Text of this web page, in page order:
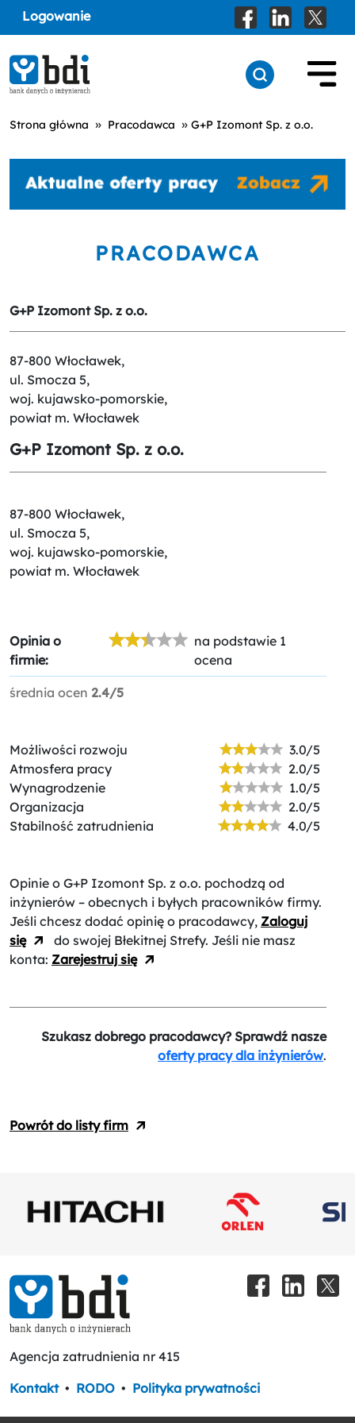
Logowanie
Strona główna » Pracodawca » G+P Izomont Sp. z o.o.
PRACODAWCA
G+P Izomont Sp. z o.o.
87-800 Włocławek,
ul. Smocza 5,
woj. kujawsko-pomorskie,
powiat m. Włocławek
G+P Izomont Sp. z o.o.
87-800 Włocławek,
ul. Smocza 5,
woj. kujawsko-pomorskie,
powiat m. Włocławek
Opinia o
firmie:
na podstawie 1
ocena
średnia ocen 2.4/5
Możliwości rozwoju
3.0/5
Atmosfera pracy
2.0/5
Wynagrodzenie
1.0/5
Organizacja
2.0/5
Stabilność zatrudnienia
4.0/5
Opinie o G+P Izomont Sp. z o.o. pochodzą od
inżynierów – obecnych i byłych pracowników firmy.
Jeśli chcesz dodać opinię o pracodawcy, Zaloguj
się
do swojej Błekitnej Strefy. Jeśli nie masz
konta: Zarejestruj się
Szukasz dobrego pracodawcy? Sprawdź nasze
oferty pracy dla inżynierów.
Powrót do listy firm
Agencja zatrudnienia nr 415
Kontakt • RODO • Polityka prywatności